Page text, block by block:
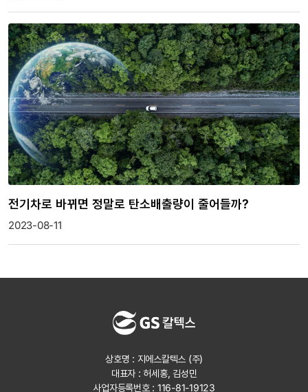
전기차로 바뀌면 정말로 탄소배출량이 줄어들까?
2023-08-11
상호명 : 지에스칼텍스 (주)
대표자 : 허세홍, 김성민
사업자등록번호 : 116-81-19123